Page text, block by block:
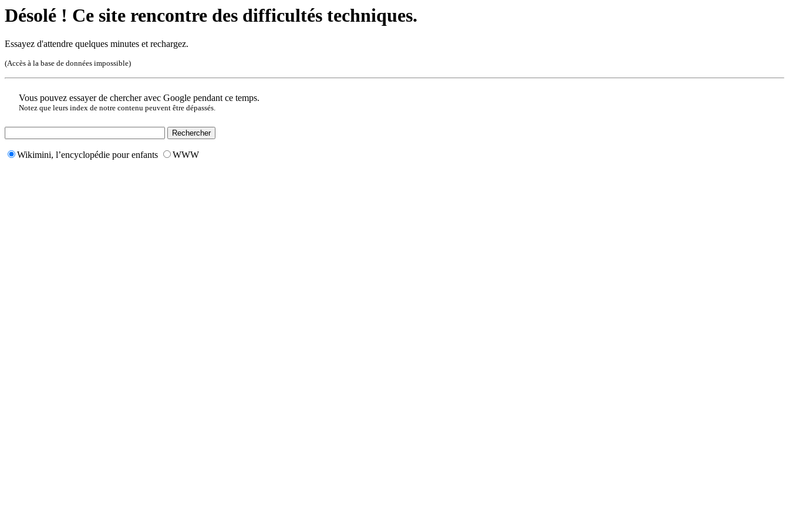
Désolé ! Ce site rencontre des difficultés techniques.
Essayez d'attendre quelques minutes et rechargez.
(Accès à la base de données impossible)
Vous pouvez essayer de chercher avec Google pendant ce temps.
Notez que leurs index de notre contenu peuvent être dépassés.
Wikimini, l’encyclopédie pour enfants WWW